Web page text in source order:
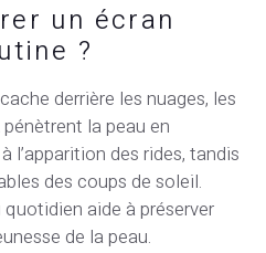
un écran
?
derrière les nuages, les
la peau en
l’apparition des rides, tandis
des coups de soleil.
aide à préserver
de la peau.